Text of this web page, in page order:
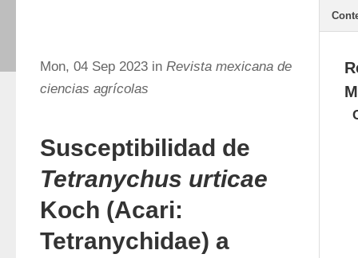
Mon, 04 Sep 2023 in Revista mexicana de
ciencias agrícolas
Susceptibilidad de
Tetranychus urticae
Koch (Acari:
Tetranychidae) a